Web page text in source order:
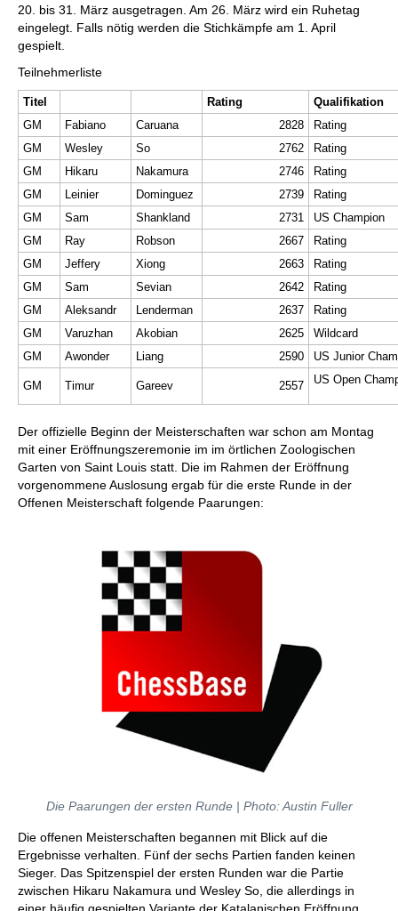
20. bis 31. März ausgetragen. Am 26. März wird ein Ruhetag
eingelegt. Falls nötig werden die Stichkämpfe am 1. April
gespielt.
Teilnehmerliste
Titel Rating
Qualifikation
GM
Fabiano Caruana 2828
Rating
GM
Wesley So 2762
Rating
GM
Hikaru Nakamura 2746
Rating
GM
Leinier Dominguez 2739
Rating
GM
Sam Shankland 2731
US Champion
GM
Ray Robson 2667
Rating
GM
Jeffery Xiong 2663
Rating
GM
Sam Sevian 2642
Rating
GM
Aleksandr Lenderman 2637
Rating
GM
Varuzhan Akobian 2625
Wildcard
GM
Awonder Liang 2590 US Junior
GM Timur Gareev 2557 US Open
Der offizielle Beginn der Meisterschaften war schon am Montag
mit einer Eröffnungszeremonie im im örtlichen Zoologischen
Garten von Saint Louis statt. Die im Rahmen der Eröffnung
vorgenommene Auslosung ergab für die erste Runde in der
Offenen Meisterschaft folgende Paarungen:
Die Paarungen der ersten Runde | Photo: Austin Fuller
Die offenen Meisterschaften begannen mit Blick auf die
Ergebnisse verhalten. Fünf der sechs Partien fanden keinen
Sieger. Das Spitzenspiel der ersten Runden war die Partie
zwischen Hikaru Nakamura und Wesley So, die allerdings in